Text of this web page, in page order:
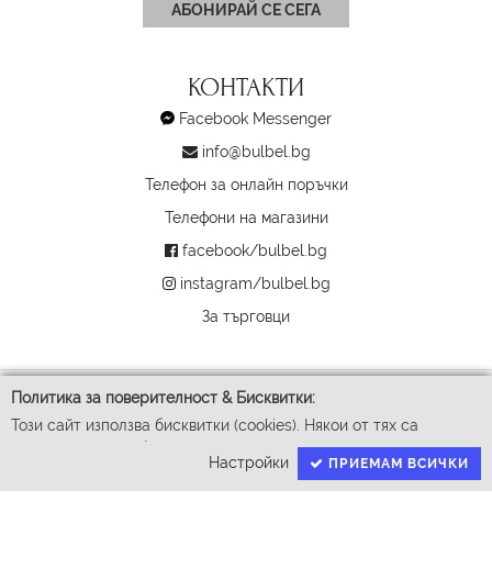
Политика за поверителност & Бисквитки:
Този сайт използва бисквитки (cookies). Някои от тях са
задължителни за функционирането му, докато други ни
помагат да подобрим Вашето преживяване. За да доставим
успешно Вашите покупки ние събираме и обработваме
Настройки ПРИЕМАМ ВСИЧКИ
АБОНИРАЙ СЕ СЕГА
КОНТАКТИ
Facebook Messenger
info@bulbel.bg
Телефон за онлайн поръчки
Телефони на магазини
facebook/bulbel.bg
instagram/bulbel.bg
За търговци